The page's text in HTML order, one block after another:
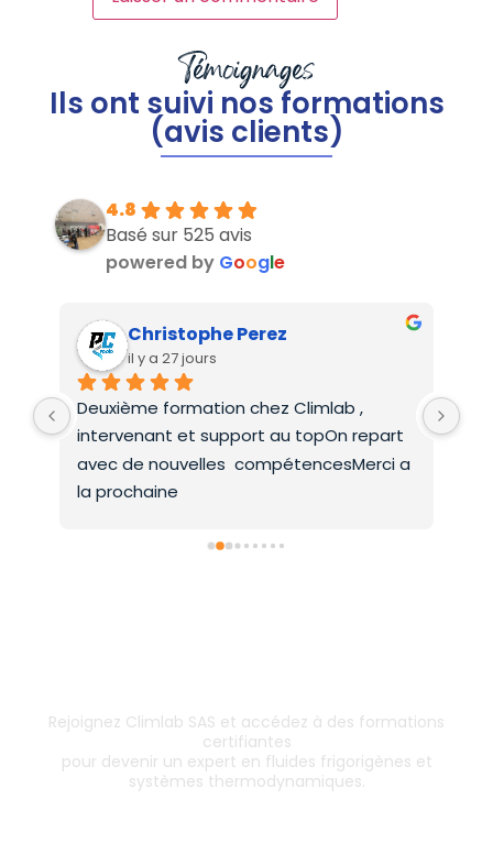
Témoignages
Ils ont suivi nos formations
(avis clients)
4.8
Basé sur 525 avis
powered by Google
Christophe Perez
il y a 27 jours
Deuxième formation chez Climlab ,
intervenant et support au topOn repart
avec de nouvelles  compétencesMerci a
la prochaine
Rejoignez Climlab SAS et accédez à des formations
certifiantes
pour devenir un expert en fluides frigorigènes et
systèmes thermodynamiques.